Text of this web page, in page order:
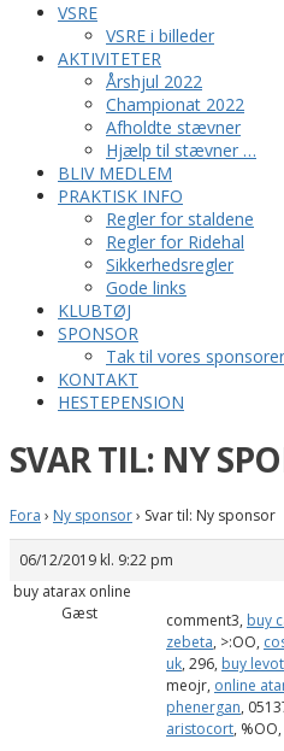
VSRE
VSRE i billeder
AKTIVITETER
Årshjul 2022
Championat 2022
Afholdte stævner
Hjælp til stævner …
BLIV MEDLEM
PRAKTISK INFO
Regler for staldene
Regler for Ridehal
Sikkerhedsregler
Gode links
KLUBTØJ
SPONSOR
Tak til vores sponsorer
KONTAKT
HESTEPENSION
SVAR TIL: NY
Fora › Ny sponsor› Svar til: Ny sponsor
06/12/2019 kl. 9:22 pm
buy atarax online
Gæst
comment3, buy
zebeta, >:OO,
uk, 296, buy
meojr, online
phenergan,
aristocort, %OO,